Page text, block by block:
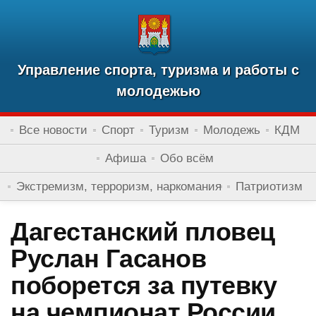
Управление спорта, туризма и работы с
молодежью
Все новости Спорт Туризм Молодежь КДМ
Афиша Обо всём
Экстремизм, терроризм, наркомания Патриотизм
Дагестанский пловец
Руслан Гасанов
поборется за путевку